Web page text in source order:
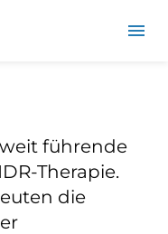
führende
Therapie.
die